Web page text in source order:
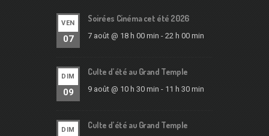
VEN
07
Soirées Cinéma cet été 2026
7 août @ 18 h 00 min - 22 h 00 min
DIM
09
Culte d’été au Grand Temple
9 août @ 10 h 30 min - 11 h 30 min
DIM Culte d’été au Grand Temple